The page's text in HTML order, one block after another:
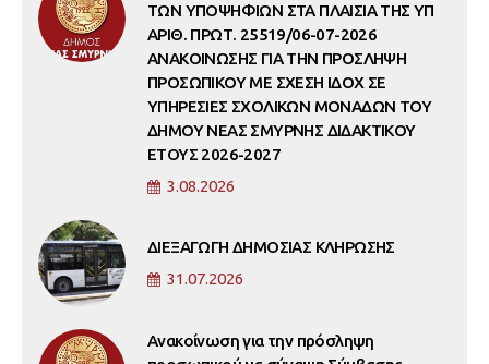
ΤΩΝ ΥΠΟΨΗΦΙΩΝ ΣΤΑ ΠΛΑΙΣΙΑ ΤΗΣ ΥΠ
ΑΡΙΘ. ΠΡΩΤ. 25519/06-07-2026
ΑΝΑΚΟΙΝΩΣΗΣ ΓΙΑ ΤΗΝ ΠΡΟΣΛΗΨΗ
ΠΡΟΣΩΠΙΚΟΥ ΜΕ ΣΧΕΣΗ ΙΔΟΧ ΣΕ
ΥΠΗΡΕΣΙΕΣ ΣΧΟΛΙΚΩΝ ΜΟΝΑΔΩΝ ΤΟΥ
ΔΗΜΟΥ ΝΕΑΣ ΣΜΥΡΝΗΣ ΔΙΔΑΚΤΙΚΟΥ
ΕΤΟΥΣ 2026-2027
3.08.2026
ΔΙΕΞΑΓΩΓΗ ΔΗΜΟΣΙΑΣ ΚΛΗΡΩΣΗΣ
31.07.2026
Ανακοίνωση για την πρόσληψη